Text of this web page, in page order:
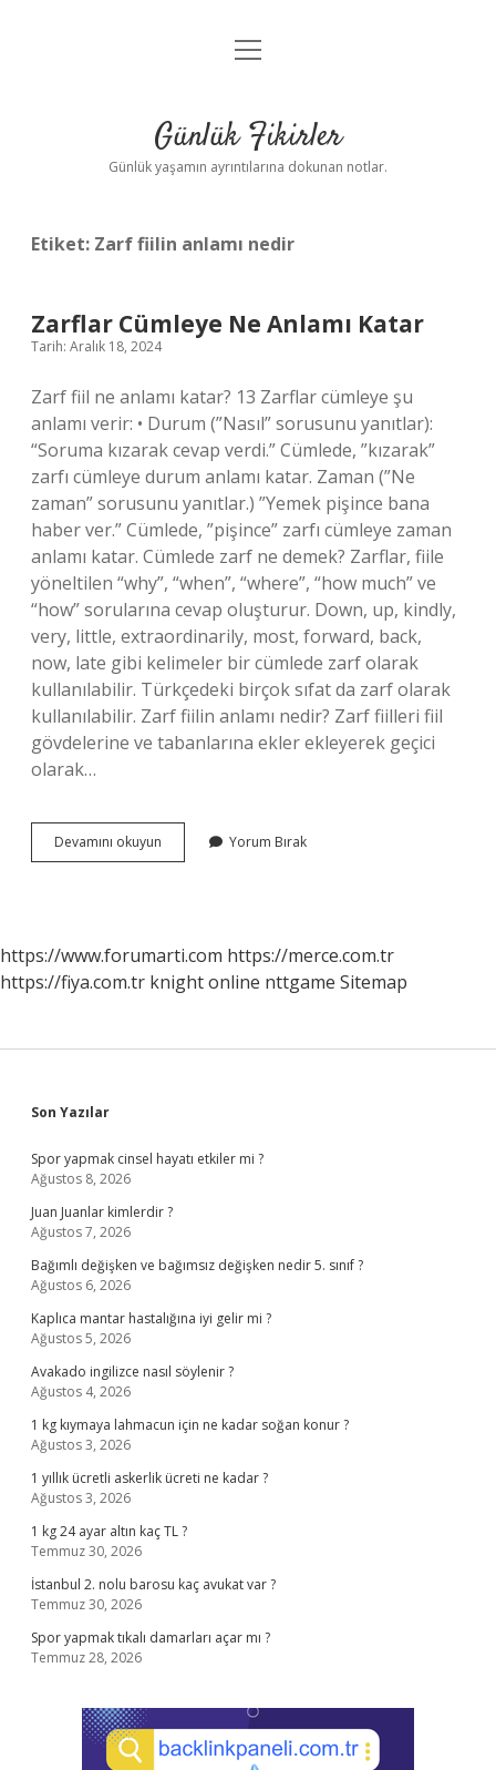
Anasayfa
Yasal Uyarı
menüyü
Günlük Fikirler
Günlük yaşamın ayrıntılarına dokunan notlar.
Etiket: Zarf fiilin anlamı nedir
Zarflar Cümleye Ne Anlamı Katar
Tarih: Aralık 18, 2024
Zarf fiil ne anlamı katar? 13 Zarflar cümleye şu
anlamı verir: • Durum (”Nasıl” sorusunu yanıtlar):
“Soruma kızarak cevap verdi.” Cümlede, ”kızarak”
zarfı cümleye durum anlamı katar. Zaman (”Ne
zaman” sorusunu yanıtlar.) ”Yemek pişince bana
haber ver.” Cümlede, ”pişince” zarfı cümleye zaman
anlamı katar. Cümlede zarf ne demek? Zarflar, fiile
yöneltilen “why”, “when”, “where”, “how much” ve
“how” sorularına cevap oluşturur. Down, up, kindly,
very, little, extraordinarily, most, forward, back,
now, late gibi kelimeler bir cümlede zarf olarak
kullanılabilir. Türkçedeki birçok sıfat da zarf olarak
kullanılabilir. Zarf fiilin anlamı nedir? Zarf fiilleri fiil
gövdelerine ve tabanlarına ekler ekleyerek geçici
olarak…
Devamını okuyun
Cümleye
Yorum Bırak
https://www.forumarti.com https://merce.com.tr
https://fiya.com.tr knight online nttgame Sitemap
Sidebar
Son Yazılar
Spor yapmak cinsel hayatı etkiler mi ?
Ağustos 8, 2026
Juan Juanlar kimlerdir ?
Ağustos 7, 2026
Bağımlı değişken ve bağımsız değişken nedir 5. sınıf ?
Ağustos 6, 2026
Kaplıca mantar hastalığına iyi gelir mi ?
Ağustos 5, 2026
Avakado ingilizce nasıl söylenir ?
Ağustos 4, 2026
1 kg kıymaya lahmacun için ne kadar soğan konur ?
Ağustos 3, 2026
1 yıllık ücretli askerlik ücreti ne kadar ?
Ağustos 3, 2026
1 kg 24 ayar altın kaç TL ?
Temmuz 30, 2026
İstanbul 2. nolu barosu kaç avukat var ?
Temmuz 30, 2026
Spor yapmak tıkalı damarları açar mı ?
Temmuz 28, 2026